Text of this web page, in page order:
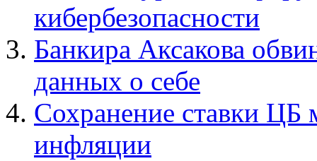
кибербезопасности
Банкира Аксакова
данных о себе
Сохранение ставки ЦБ
инфляции